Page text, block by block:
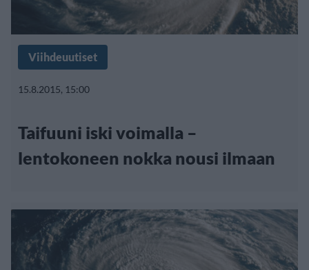
Viihdeuutiset
15.8.2015, 15:00
Taifuuni iski voimalla –
lentokoneen nokka nousi ilmaan